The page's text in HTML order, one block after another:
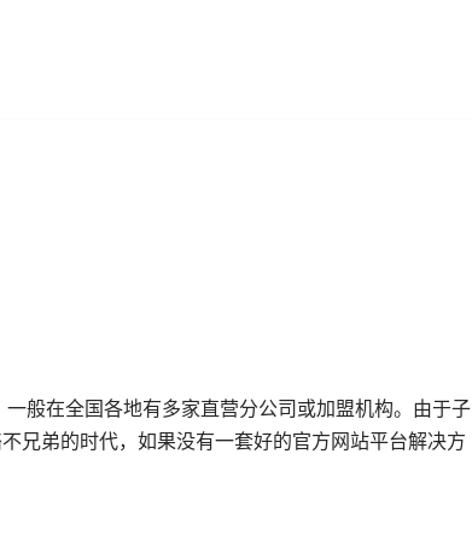
般在全国各地有多家直营分公司或加盟机构。由于子
兄弟的时代，如果没有一套好的官方网站平台解决方